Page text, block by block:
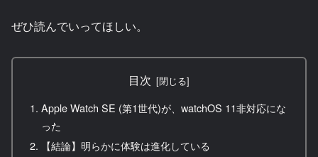
ぜひ読んでいってほしい。
目次
Apple Watch SE (第1世代)が、watchOS 11非対応にな
った
【結論】明らかに体験は進化している